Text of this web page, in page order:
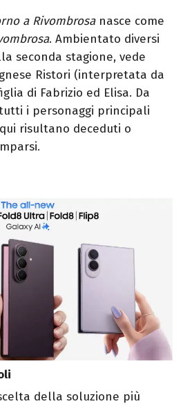
a Rivombrosanasce come
. Ambientato diversi
seconda stagione, vede
Ristori (interpretata da
di Fabrizio ed Elisa. Da
i personaggi principali
risultano deceduti o
della soluzione più